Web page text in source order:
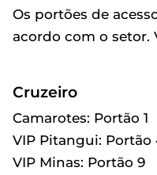
Os portões de
acordo com o setor.
Cruzeiro
Camarotes: Portão 1
VIP Pitangui: Portão
VIP Minas: Portão 9